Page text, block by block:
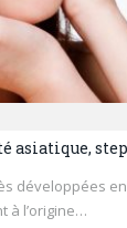
asiatique,
développées
à l’origine…